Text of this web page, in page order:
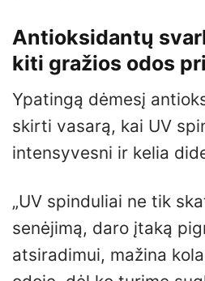
Antioksidantų
kiti gražios odos
Ypatingą dėmesį
skirti vasarą, kai UV
intensyvesni ir kelia
„UV spinduliai ne tik
senėjimą, daro įtaką
atsiradimui, mažina